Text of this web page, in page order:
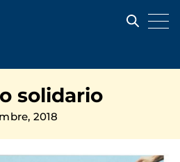
solidario
2018